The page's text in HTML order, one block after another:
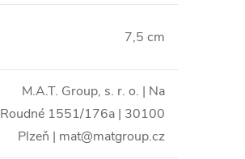
7,5 cm
M.A.T. Group, s. r. o. | Na
Roudné 1551/176a | 30100
Plzeň | mat@matgroup.cz